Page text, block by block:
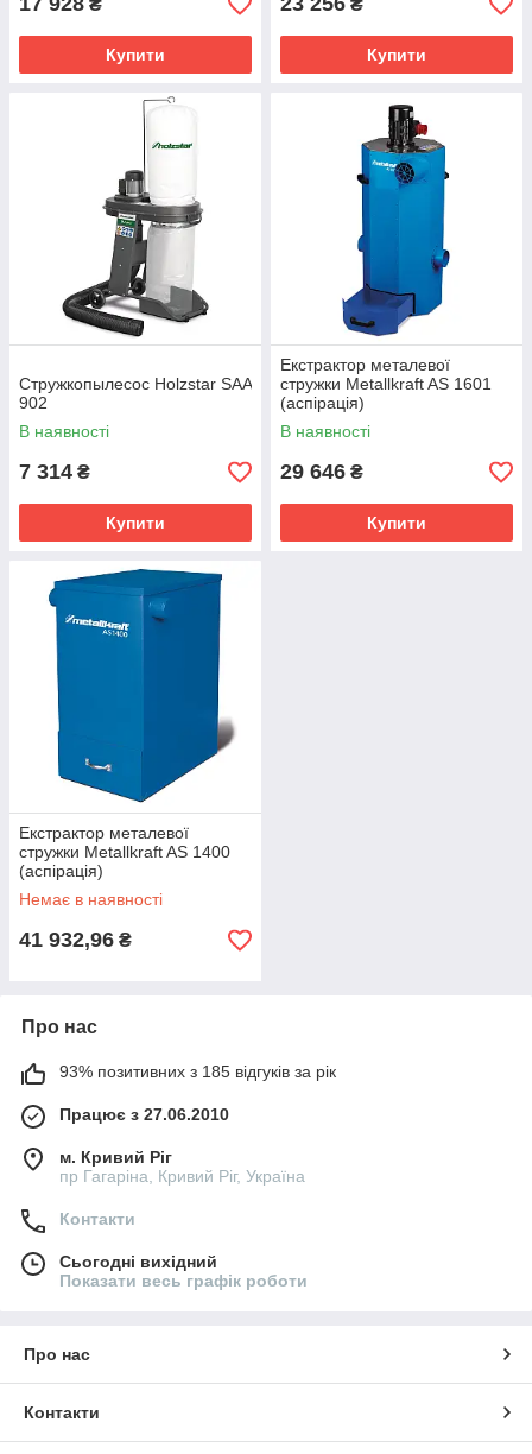
₴
Купити
₴
Купити
Стружкопылесос Holzstar SAA
902
В наявності
7 314 ₴
Купити
Екстрактор металевої
стружки Metallkraft AS 1601
(аспірація)
В наявності
29 646 ₴
Купити
Екстрактор металевої
стружки Metallkraft AS 1400
(аспірація)
Немає в наявності
41 932,96 ₴
Про нас
93% позитивних з 185 відгуків за рік
Працює з 27.06.2010
м. Кривий Ріг
пр Гагаріна, Кривий Ріг, Україна
Контакти
Сьогодні вихідний
Показати весь графік роботи
Про нас
Контакти